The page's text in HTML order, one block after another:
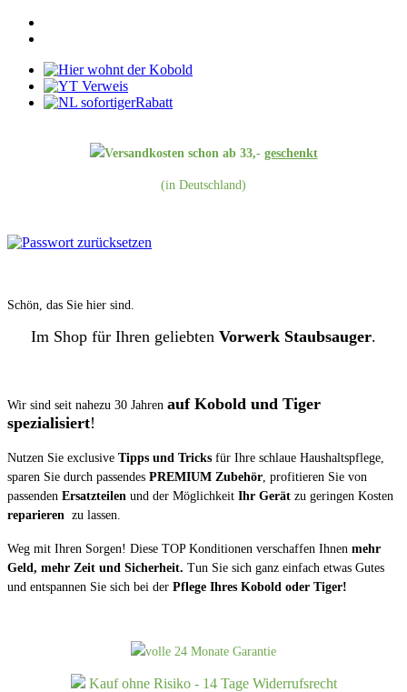
Versandkosten schon ab 33,- geschenkt
(in Deutschland)
Schön, das Sie hier sind.
Im Shop für Ihren geliebten Vorwerk Staubsauger.
Wir sind seit nahezu 30 Jahren auf Kobold und Tiger
spezialisiert!
Nutzen Sie exclusive Tipps und Tricks für Ihre schlaue Haushaltspflege,
sparen Sie durch passendes PREMIUM Zubehör, profitieren Sie von
passenden Ersatzteilen und der Möglichkeit Ihr Gerät zu geringen Kosten
reparieren zu lassen.
Weg mit Ihren Sorgen! Diese TOP Konditionen verschaffen Ihnen mehr
Geld, mehr Zeit und Sicherheit. Tun Sie sich ganz einfach etwas Gutes
und entspannen Sie sich bei der Pflege Ihres Kobold oder Tiger!
volle 24 Monate Garantie
Kauf ohne Risiko - 14 Tage Widerrufsrecht